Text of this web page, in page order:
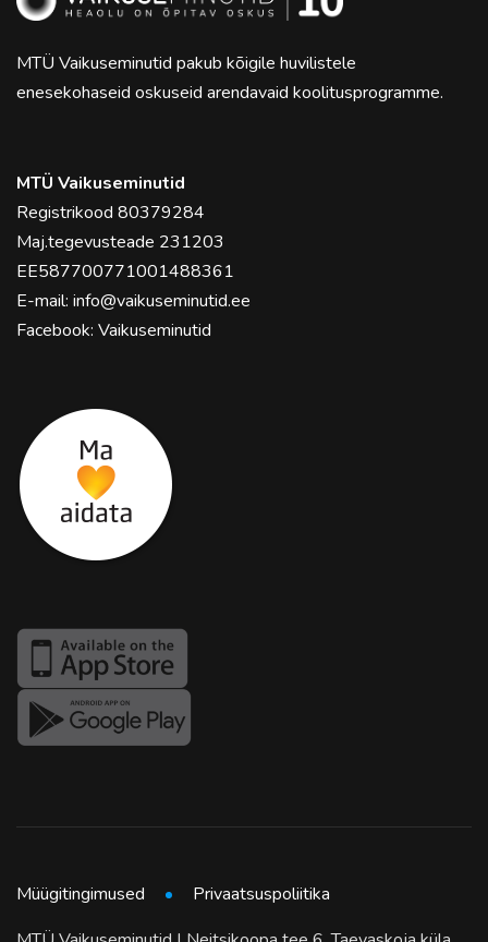
MTÜ Vaikuseminutid pakub kõigile huvilistele
enesekohaseid oskuseid arendavaid koolitusprogramme.
MTÜ Vaikuseminutid
Registrikood 80379284
Maj.tegevusteade 231203
EE587700771001488361
E-mail: info@vaikuseminutid.ee
Facebook: Vaikuseminutid
Müügitingimused Privaatsuspoliitika